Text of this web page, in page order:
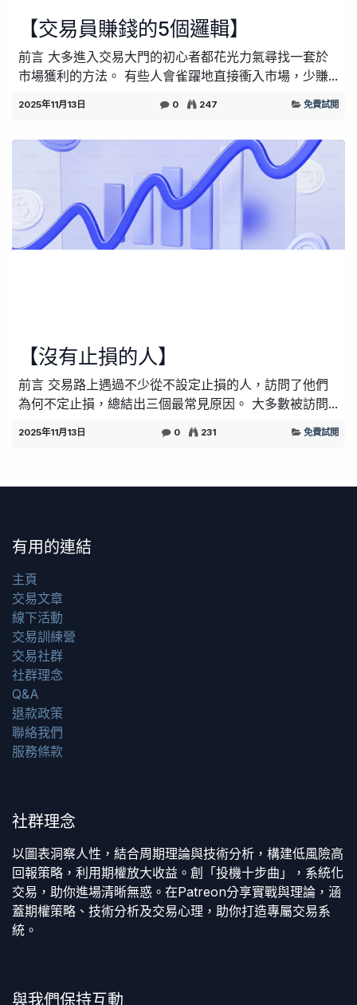
【交易員賺錢的5個邏輯】
前言 大多進入交易大門的初心者都花光力氣尋找一套於
市場獲利的方法。 有些人會雀躍地直接衝入市場，少賺...
2025年11月13日 0 247 免費試閱
【沒有止損的人】
前言 交易路上遇過不少從不設定止損的人，訪問了他們
為何不定止損，總結出三個最常見原因。 大多數被訪問...
2025年11月13日 0 231 免費試閱
有用的連結
主頁
交易文章
線下活動
交易訓練營
交易社群
社群理念
Q&A
退款政策
聯絡我們
服務條款
社群理念
以圖表洞察人性，結合周期理論與技術分析，構建低風險高
回報策略，利用期權放大收益。創「投機十步曲」，系統化
交易，助你進場清晰無惑。在Patreon分享實戰與理論，涵
蓋期權策略、技術分析及交易心理，助你打造專屬交易系
統。
與我們保持互動